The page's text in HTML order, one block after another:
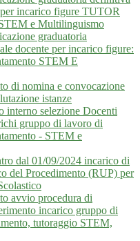
incarico figure TUTOR
e Multilinguismo
graduatoria
docente per incarico figure:
STEM E
di nomina e convocazione
istanze
interno selezione Docenti
gruppo di lavoro di
- STEM e
dal 01/09/2024 incarico di
del Procedimento (RUP) per
avvio procedura di
incarico gruppo di
tutoraggio STEM,